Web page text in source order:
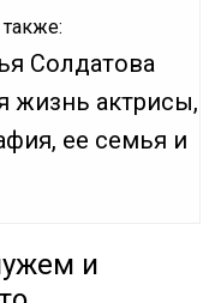
также:
Солдатова
жизнь актрисы,
ее семья и
и